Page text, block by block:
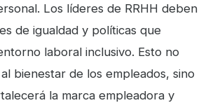
Los líderes de RRHH deben
de igualdad y políticas que
laboral inclusivo. Esto no
bienestar de los empleados, sino
la marca empleadora y